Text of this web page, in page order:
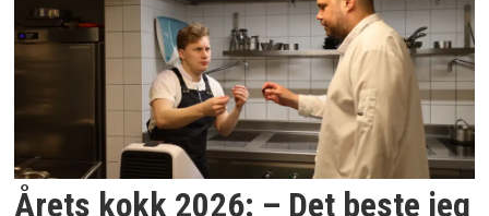
Årets kokk 2026: – Det beste jeg